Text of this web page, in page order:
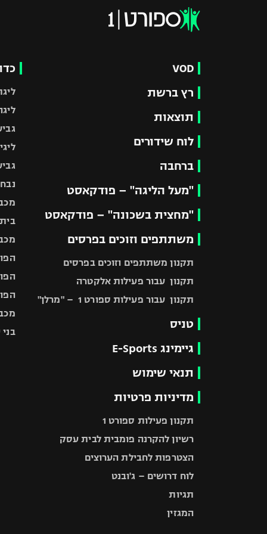
VOD
רץ ברשת
תוצאות
לוח שידורים
ברחבה
"מעל הליגה" – פודקאסט
"מחצית בשכונה" – פודקאסט
משתתפים וזוכים בפרסים
תקנון משתתפים וזוכים בפרסים
תקנון עבור פעילות אלקטרה
תקנון עבור פעילות ספורט 1 – "מרלן"
טניס
גיימינג E-Sports
תנאי שימוש
מדיניות פרטיות
תקנון פעילות ספורט 1
רשיון להקרנה פומבית לבית עסק
הצטרפות לחבילת הערוצים
לוח דרושים – ג'ובנט
תגיות
המגזין
בני